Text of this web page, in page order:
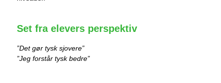
Set fra elevers perspektiv
”Det gør tysk sjovere”
”Jeg forstår tysk bedre”